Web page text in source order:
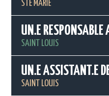
STE MARIE
UN.E
SAINT LOUIS
UN.E ASSISTANT.E
SAINT LOUIS